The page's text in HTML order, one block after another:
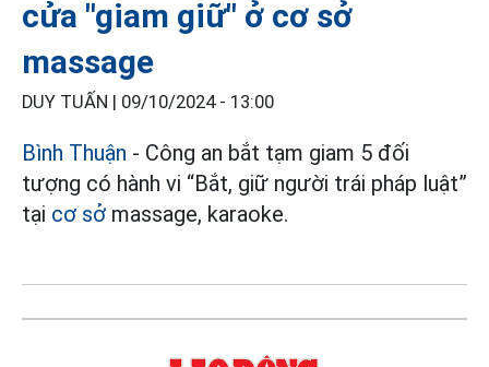
cửa "giam giữ" ở cơ sở
massage
DUY TUẤN | 09/10/2024 - 13:00
Bình Thuận - Công an bắt tạm giam 5 đối
tượng có hành vi “Bắt, giữ người trái pháp luật”
tại cơ sở massage, karaoke.